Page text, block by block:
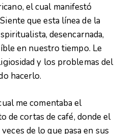
el cual manifestó
que esta línea de la
desencarnada,
en nuestro tiempo. Le
y los problemas del
hacerlo.
me comentaba el
de cortas de café, donde el
de lo que pasa en sus